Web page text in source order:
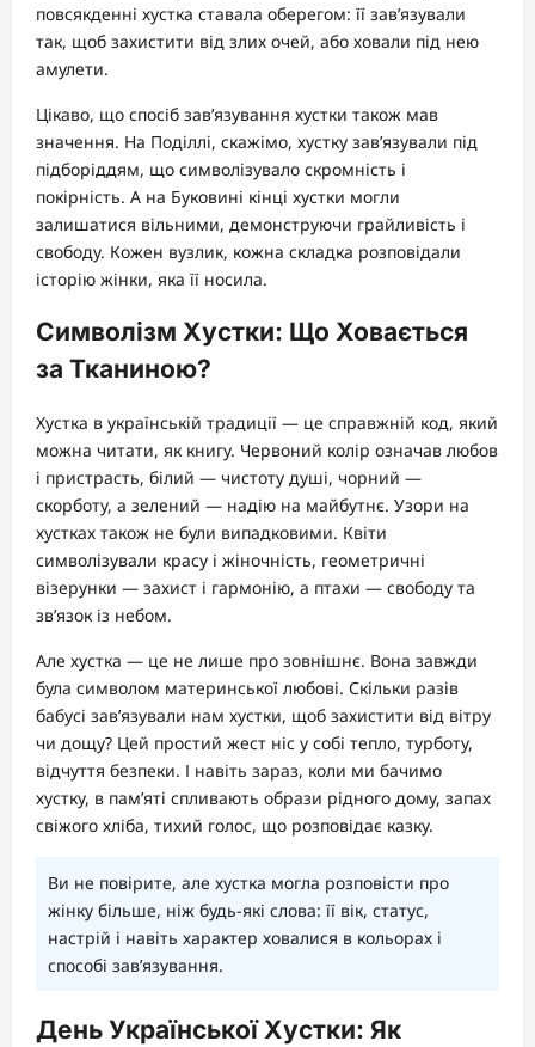
повсякденні хустка ставала оберегом: її зав’язували
так, щоб захистити від злих очей, або ховали під нею
амулети.
Цікаво, що спосіб зав’язування хустки також мав
значення. На Поділлі, скажімо, хустку зав’язували під
підборіддям, що символізувало скромність і
покірність. А на Буковині кінці хустки могли
залишатися вільними, демонструючи грайливість і
свободу. Кожен вузлик, кожна складка розповідали
історію жінки, яка її носила.
Символізм Хустки: Що Ховається
за Тканиною?
Хустка в українській традиції — це справжній код, який
можна читати, як книгу. Червоний колір означав любов
і пристрасть, білий — чистоту душі, чорний —
скорботу, а зелений — надію на майбутнє. Узори на
хустках також не були випадковими. Квіти
символізували красу і жіночність, геометричні
візерунки — захист і гармонію, а птахи — свободу та
зв’язок із небом.
Але хустка — це не лише про зовнішнє. Вона завжди
була символом материнської любові. Скільки разів
бабусі зав’язували нам хустки, щоб захистити від вітру
чи дощу? Цей простий жест ніс у собі тепло, турботу,
відчуття безпеки. І навіть зараз, коли ми бачимо
хустку, в пам’яті спливають образи рідного дому, запах
свіжого хліба, тихий голос, що розповідає казку.
Ви не повірите, але хустка могла розповісти про
жінку більше, ніж будь-які слова: її вік, статус,
настрій і навіть характер ховалися в кольорах і
способі зав’язування.
День Української Хустки: Як